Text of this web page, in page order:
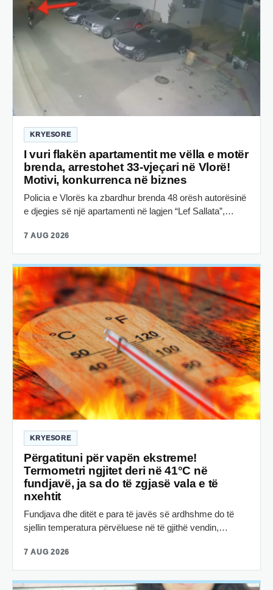
KRYESORE
I vuri flakën apartamentit me vëlla e motër
brenda, arrestohet 33-vjeçari në Vlorë!
Motivi, konkurrenca në biznes
Policia e Vlorës ka zbardhur brenda 48 orësh autorësinë
e djegies së një apartamenti në lagjen “Lef Sallata”,…
7 AUG 2026
KRYESORE
Përgatituni për vapën ekstreme!
Termometri ngjitet deri në 41°C në
fundjavë, ja sa do të zgjasë vala e të
nxehtit
Fundjava dhe ditët e para të javës së ardhshme do të
sjellin temperatura përvëluese në të gjithë vendin,…
7 AUG 2026